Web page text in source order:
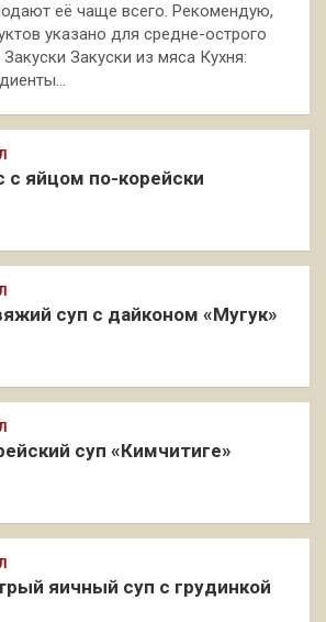
её чаще всего. Рекомендую,
указано для средне-острого
Закуски Закуски из мяса Кухня:
с яйцом по-корейски
суп с дайконом «Мугук»
суп «Кимчитиге»
яичный суп с грудинкой